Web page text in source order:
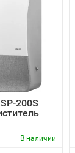
200S
В наличии